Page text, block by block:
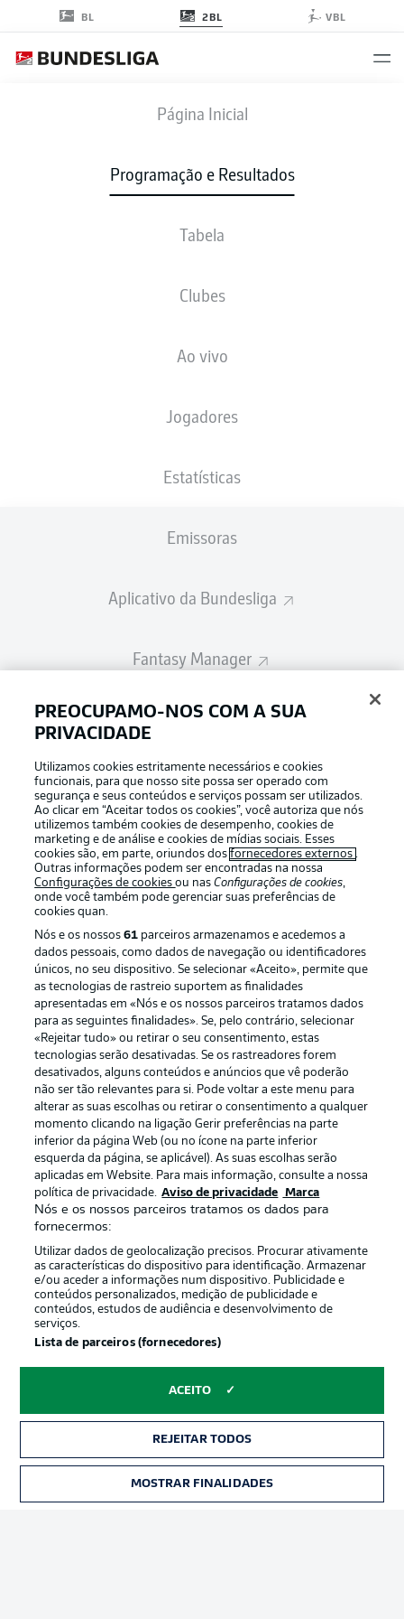
BL 2BL VBL
Página Inicial
Programação e Resultados
Tabela
Clubes
Ao vivo
Jogadores
Estatísticas
Emissoras
Aplicativo da Bundesliga
Fantasy Manager
BUNDESLIGA-GROUP
Escolha seu idioma
Português Modo de visualização
Login
SVD EBS
ESCALAÇÕES
A escalação inicial será divulgada 60
minutos antes do início da partida
Football as it’s meant to be
APLICATIVO DA BUNDESLIGA
Oferecido por
Gerir preferências Aviso de privacidade
Termos de uso Trabalhe conosco
PREOCUPAMO-NOS COM A SUA
PRIVACIDADE
Utilizamos cookies estritamente necessários e cookies
funcionais, para que nosso site possa ser operado com
segurança e seus conteúdos e serviços possam ser utilizados.
Ao clicar em “Aceitar todos os cookies”, você autoriza que nós
utilizemos também cookies de desempenho, cookies de
marketing e de análise e cookies de mídias sociais. Esses
cookies são, em parte, oriundos dosfornecedores externos .
Outras informações podem ser encontradas na nossa
Configurações de cookiesou nasConfigurações de cookies,
onde você também pode gerenciar suas preferências de
cookies quan.
Nós e os nossos61 parceiros armazenamos e acedemos a
dados pessoais, como dados de navegação ou identificadores
únicos, no seu dispositivo. Se selecionar «Aceito», permite que
as tecnologias de rastreio suportem as finalidades
apresentadas em «Nós e os nossos parceiros tratamos dados
para as seguintes finalidades». Se, pelo contrário, selecionar
«Rejeitar tudo» ou retirar o seu consentimento, estas
tecnologias serão desativadas. Se os rastreadores forem
desativados, alguns conteúdos e anúncios que vê poderão
não ser tão relevantes para si. Pode voltar a este menu para
alterar as suas escolhas ou retirar o consentimento a qualquer
momento clicando na ligação Gerir preferências na parte
inferior da página Web (ou no ícone na parte inferior
esquerda da página, se aplicável). As suas escolhas serão
aplicadas em Website. Para mais informação, consulte a nossa
política de privacidade. Aviso de privacidade Marca
Nós e os nossos parceiros tratamos os dados para
fornecermos:
Utilizar dados de geolocalização precisos. Procurar ativamente
as características do dispositivo para identificação. Armazenar
e/ou aceder a informações num dispositivo. Publicidade e
conteúdos personalizados, medição de publicidade e
conteúdos, estudos de audiência e desenvolvimento de
serviços.
Lista de parceiros (fornecedores)
ACEITO
REJEITAR TODOS
MOSTRAR FINALIDADES